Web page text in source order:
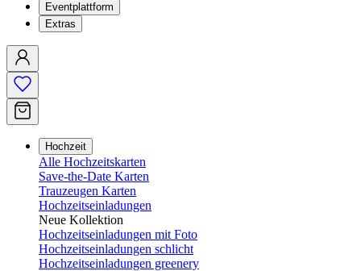
Eventplattform
Extras
Hochzeit
Alle Hochzeitskarten
Save-the-Date Karten
Trauzeugen Karten
Hochzeitseinladungen
Neue Kollektion
Hochzeitseinladungen mit Foto
Hochzeitseinladungen schlicht
Hochzeitseinladungen greenery